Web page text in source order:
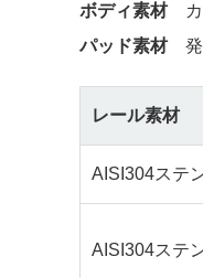
ボディ素材カ
パッド素材
レール素材
AISI304ステ
AISI304ステ